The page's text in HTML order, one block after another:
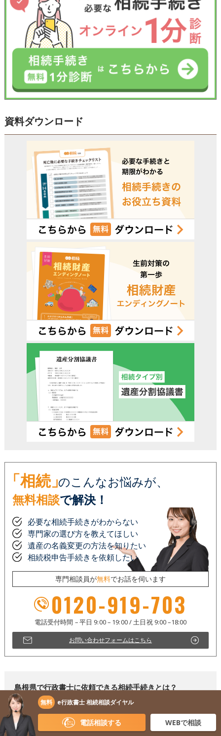
資料ダウンロード
「相続」のこんなお悩みが、
無料相談で解決！
必要な相続手続きがわからない
専門家の選び方を教えてほしい
遺産の名義変更の方法を知りたい
相続税申告手続きを依頼したい
専門相談員が無料でお話を伺います
0120-919-703
お問い合わせフォームはこちら
島根県で行政書士に依頼できる相続手続きとは？
島根県で行政書士に依頼できる相続手続きは以下のようなものがありま
す。
遺言書文案の作成
無料 e行政書士 相続相談ダイヤル
電話相談する WEBで相談